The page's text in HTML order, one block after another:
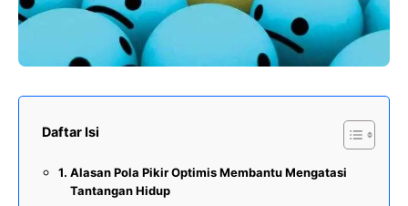
Daftar Isi
Alasan Pola Pikir Optimis Membantu Mengatasi
Tantangan Hidup